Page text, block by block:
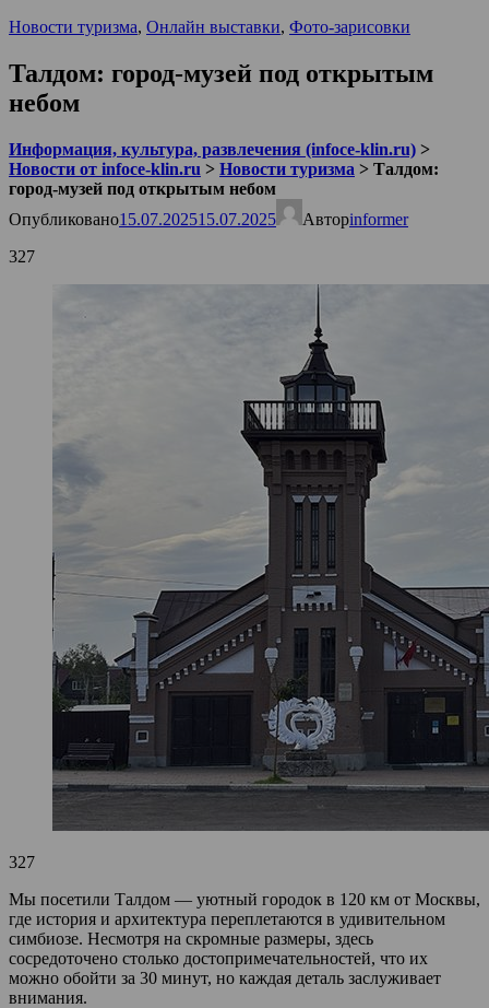
Новости туризма, Онлайн выставки, Фото-зарисовки
Талдом: город-музей под открытым
небом
Информация, культура, развлечения (infoce-klin.ru) >
Новости от infoce-klin.ru > Новости туризма > Талдом:
город-музей под открытым небом
Опубликовано15.07.202515.07.2025 Авторinformer
327
327
Мы посетили Талдом — уютный городок в 120 км от Москвы,
где история и архитектура переплетаются в удивительном
симбиозе. Несмотря на скромные размеры, здесь
сосредоточено столько достопримечательностей, что их
можно обойти за 30 минут, но каждая деталь заслуживает
внимания.